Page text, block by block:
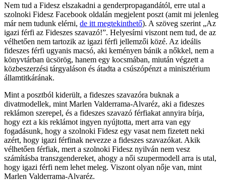
Nem tud a Fidesz elszakadni a genderpropagandától, erre utal a
szolnoki Fidesz Facebook oldalán megjelent poszt (amit mi jelenleg
már nem tudunk elérni, de itt megtekinthető). A szöveg szerint „Az
igazi férfi az Fideszes szavazó!”. Helyesírni viszont nem tud, de az
vélhetően nem tartozik az igazi férfi jellemzői közé. Az ideális
fideszes férfi ugyanis macsó, aki keményen bánik a nőkkel, nem a
könyvtárban ücsörög, hanem egy kocsmában, miután végzett a
közbeszerzési tárgyaláson és átadta a csúszópénzt a minisztérium
államtitkárának.
Mint a posztból kiderült, a fideszes szavazóra buknak a
divatmodellek, mint Marlen Valderrama-Alvaréz, aki a fideszes
reklámon szerepel, és a fideszes szavazó férfiakat annyira bírja,
hogy ezt a kis reklámot ingyen nyújtotta, mert arra van egy
fogadásunk, hogy a szolnoki Fidesz egy vasat nem fizetett neki
azért, hogy igazi férfinak nevezze a fideszes szavazókat. Akik
vélhetően férfiak, mert a szolnoki Fidesz nyilván nem vesz
számításba transzgendereket, ahogy a női szupermodell arra is utal,
hogy igazi férfi nem lehet meleg. Viszont olyan nője van, mint
Marlen Valderrama-Alvaréz.